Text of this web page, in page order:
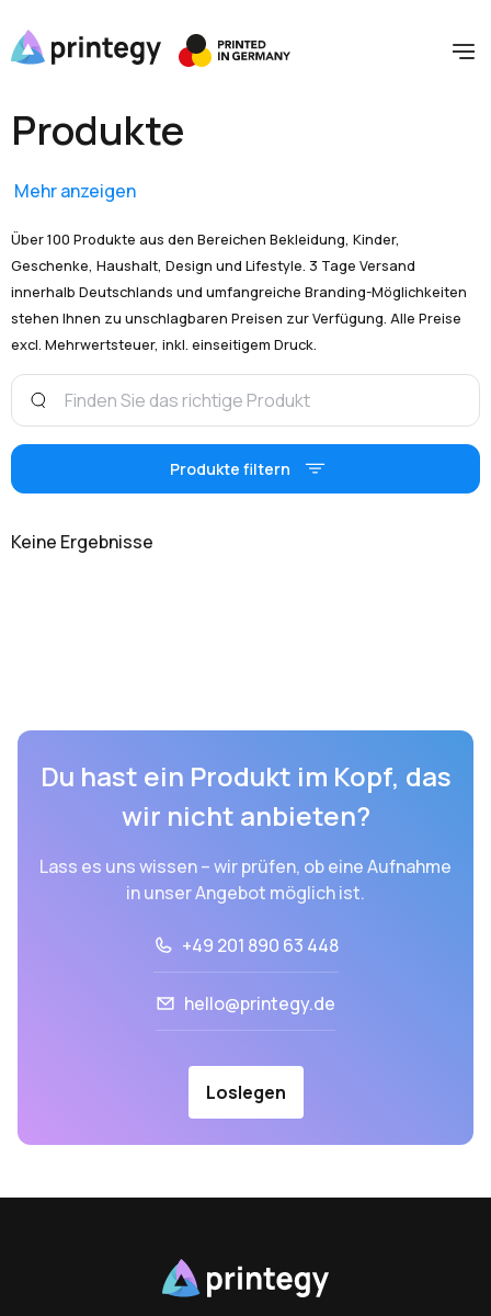
Produkte
Mehr anzeigen
Über 100 Produkte aus den Bereichen Bekleidung, Kinder,
Geschenke, Haushalt, Design und Lifestyle. 3 Tage Versand
innerhalb Deutschlands und umfangreiche Branding-Möglichkeiten
stehen Ihnen zu unschlagbaren Preisen zur Verfügung. Alle Preise
excl. Mehrwertsteuer, inkl. einseitigem Druck.
Produkte filtern
Keine Ergebnisse
Du hast ein Produkt im Kopf, das
wir nicht anbieten?
Lass es uns wissen – wir prüfen, ob eine Aufnahme
in unser Angebot möglich ist.
+49 201 890 63 448
hello@printegy.de
Loslegen